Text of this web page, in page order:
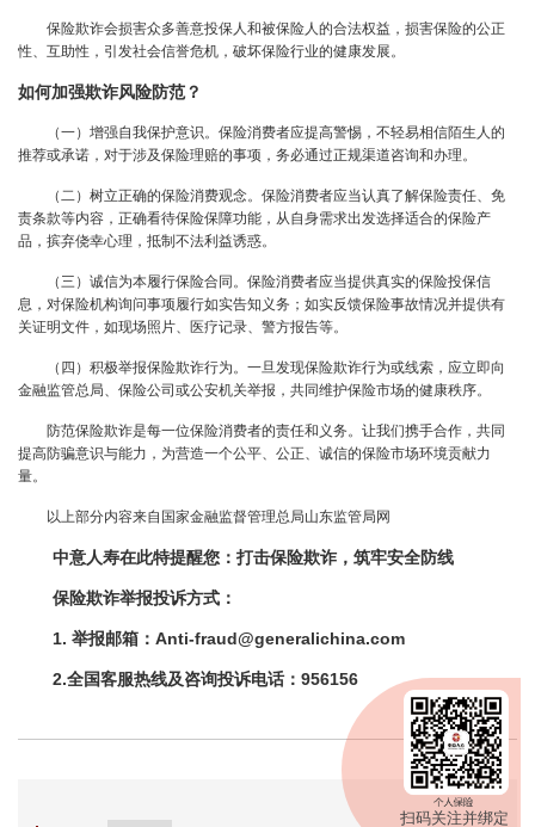
保险欺诈会损害众多善意投保人和被保险人的合法权益，损害保险的公正
性、互助性，引发社会信誉危机，破坏保险行业的健康发展。
如何加强欺诈风险防范？
（一）增强自我保护意识。保险消费者应提高警惕，不轻易相信陌生人的
推荐或承诺，对于涉及保险理赔的事项，务必通过正规渠道咨询和办理。
（二）树立正确的保险消费观念。保险消费者应当认真了解保险责任、免
责条款等内容，正确看待保险保障功能，从自身需求出发选择适合的保险产
品，摈弃侥幸心理，抵制不法利益诱惑。
（三）诚信为本履行保险合同。保险消费者应当提供真实的保险投保信
息，对保险机构询问事项履行如实告知义务；如实反馈保险事故情况并提供有
关证明文件，如现场照片、医疗记录、警方报告等。
（四）积极举报保险欺诈行为。一旦发现保险欺诈行为或线索，应立即向
金融监管总局、保险公司或公安机关举报，共同维护保险市场的健康秩序。
防范保险欺诈是每一位保险消费者的责任和义务。让我们携手合作，共同
提高防骗意识与能力，为营造一个公平、公正、诚信的保险市场环境贡献力
量。
以上部分内容来自国家金融监督管理总局山东监管局网
中意人寿在此特提醒您：打击保险欺诈，筑牢安全防线
保险欺诈举报投诉方式：
1. 举报邮箱：Anti-fraud@generalichina.com
2.全国客服热线及咨询投诉电话：956156
扫码关注并绑定